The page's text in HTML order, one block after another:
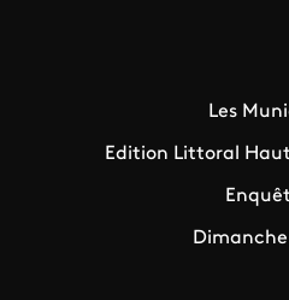
Les
Edition Littoral